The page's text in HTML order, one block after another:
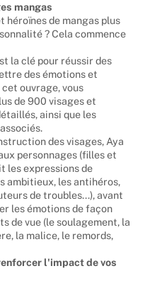
mangas
héroïnes de mangas plus
? Cela commence
la clé pour réussir des
des émotions et
ouvrage, vous
de 900 visages et
ainsi que les
des visages, Aya
personnages (filles et
les expressions de
ambitieux, les antihéros,
de troubles...), avant
les émotions de façon
de vue (le soulagement, la
la malice, le remords,
l'impact de vos